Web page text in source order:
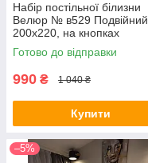
Набір постільної білизни
Велюр № в529 Подвійний
200х220, на кнопках
Готово до відправки
990 ₴ 1 040 ₴
Купити
–5%